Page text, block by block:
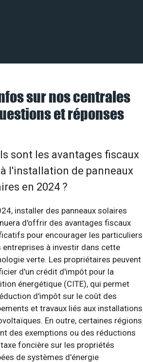
sur nos centrales
et réponses
sont les avantages fiscaux
à l'installation de panneaux
en 2024 ?
installer des panneaux solaires
d'offrir des avantages fiscaux
pour encourager les particuliers
entreprises à investir dans cette
verte. Les propriétaires peuvent
d'un crédit d'impôt pour la
énergétique (CITE), qui permet
d'impôt sur le coût des
et travaux liés aux installations
En outre, certaines régions
des exemptions ou des réductions
foncière sur les propriétés
de systèmes d'énergie